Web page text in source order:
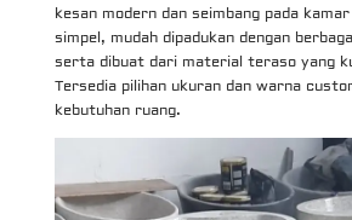
kesan modern dan seimbang pada
simpel, mudah dipadukan dengan
serta dibuat dari material teraso yang
Tersedia pilihan ukuran dan warna
kebutuhan ruang.